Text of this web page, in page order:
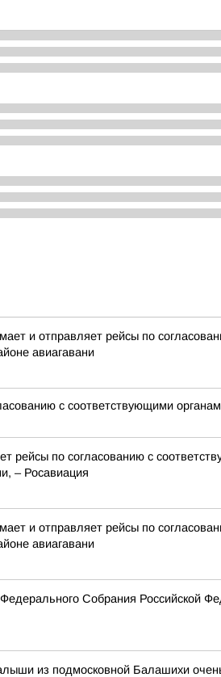
и отправляет рейсы по
авиагавани
с соответствующими
рейсы по согласованию с
– Росавиация
и отправляет рейсы по
авиагавани
Собрания Российской
из подмосковной Балашихи